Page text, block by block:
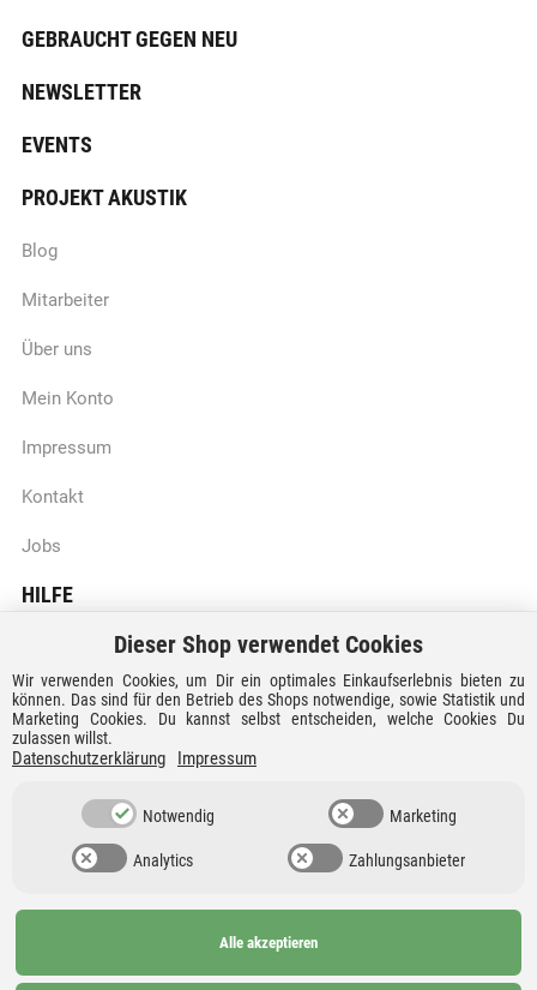
GEBRAUCHT GEGEN NEU
NEWSLETTER
EVENTS
PROJEKT AKUSTIK
Blog
Mitarbeiter
Über uns
Mein Konto
Impressum
Kontakt
Jobs
HILFE
Batteriegesetzhinweise
Vertrag widerrufen
Versandkosten und Lieferzeiten
Zahlungsarten
Dieser Shop verwendet Cookies
Wir verwenden Cookies, um Dir ein optimales Einkaufserlebnis bieten zu
können. Das sind für den Betrieb des Shops notwendige, sowie Statistik und
Marketing Cookies. Du kannst selbst entscheiden, welche Cookies Du
zulassen willst.
Datenschutzerklärung Impressum
Notwendig Marketing
Analytics Zahlungsanbieter
Alle akzeptieren